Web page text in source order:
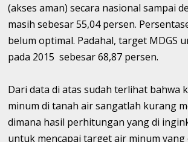
(akses aman) secara nasional sampai
masih sebesar 55,04 persen.
belum optimal. Padahal, target MDGS
pada 2015 sebesar 68,87 persen.
Dari data di atas sudah terlihat bahwa
minum di tanah air sangatlah kurang
dimana hasil perhitungan yang di
untuk mencapai target air minum yang